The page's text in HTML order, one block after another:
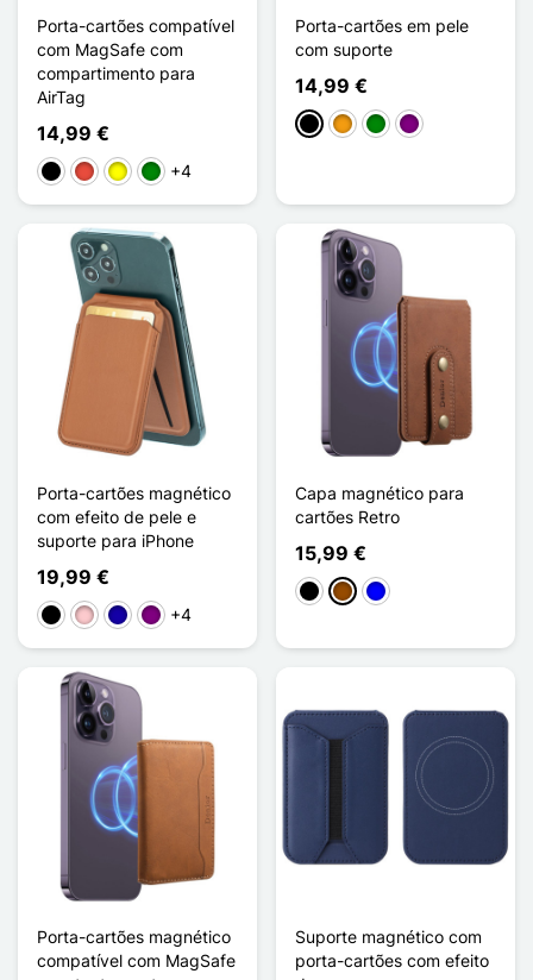
Porta-cartões compatível
com MagSafe com
compartimento para
AirTag
14,99 €
PretoVermelho
AmareloVerde
+4
Porta-cartões em pele
com suporte
14,99 €
PretoLaranja
VerdePúrpura
Porta-cartões magnético
com efeito de pele e
suporte para iPhone
19,99 €
PretoRosaAzul Escuro
Púrpura
+4
Capa magnético para
cartões Retro
15,99 €
PretoCastanho
Azul
Porta-cartões magnético
compatível com MagSafe
Suporte magnético com
porta-cartões com efeito